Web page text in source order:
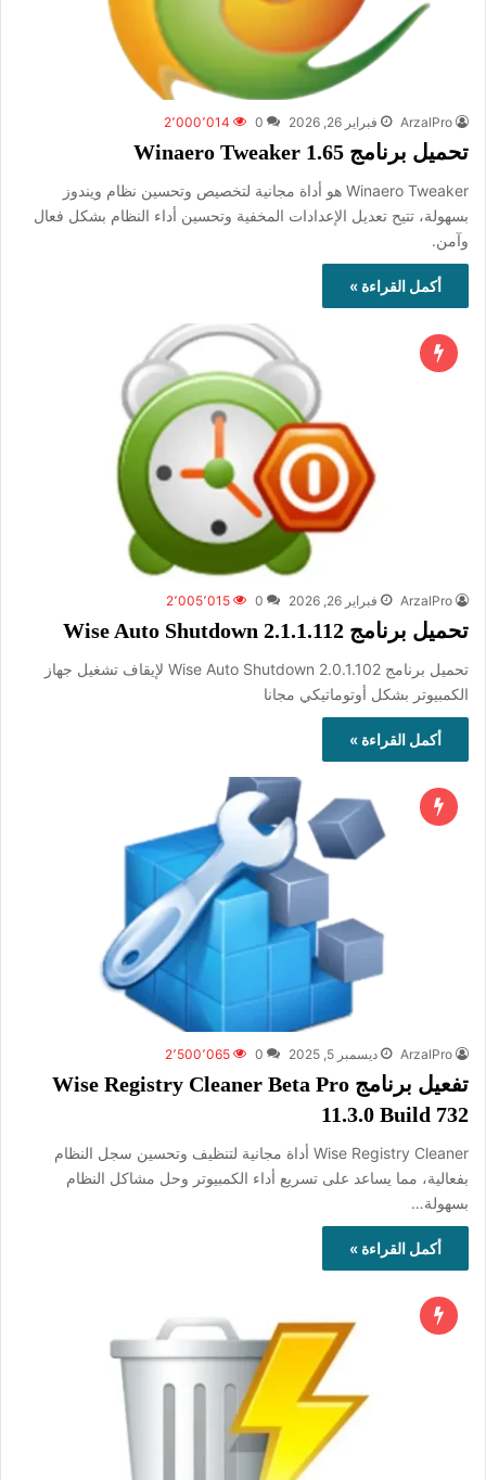
ArzalPro فبراير 26, 2026 0 2٬000٬014
تحميل برنامج Winaero Tweaker 1.65
Winaero Tweaker هو أداة مجانية لتخصيص وتحسين نظام ويندوز
بسهولة، تتيح تعديل الإعدادات المخفية وتحسين أداء النظام بشكل فعال
وآمن.
أكمل القراءة »
ArzalPro فبراير 26, 2026 0 2٬005٬015
تحميل برنامج Wise Auto Shutdown 2.1.1.112
تحميل برنامج Wise Auto Shutdown 2.0.1.102 لإيقاف تشغيل جهاز
الكمبيوتر بشكل أوتوماتيكي مجانا
أكمل القراءة »
ArzalPro ديسمبر 5, 2025 0 2٬500٬065
تفعيل برنامج Wise Registry Cleaner Beta Pro
11.3.0 Build 732
Wise Registry Cleaner أداة مجانية لتنظيف وتحسين سجل النظام
بفعالية، مما يساعد على تسريع أداء الكمبيوتر وحل مشاكل النظام
بسهولة…
أكمل القراءة »